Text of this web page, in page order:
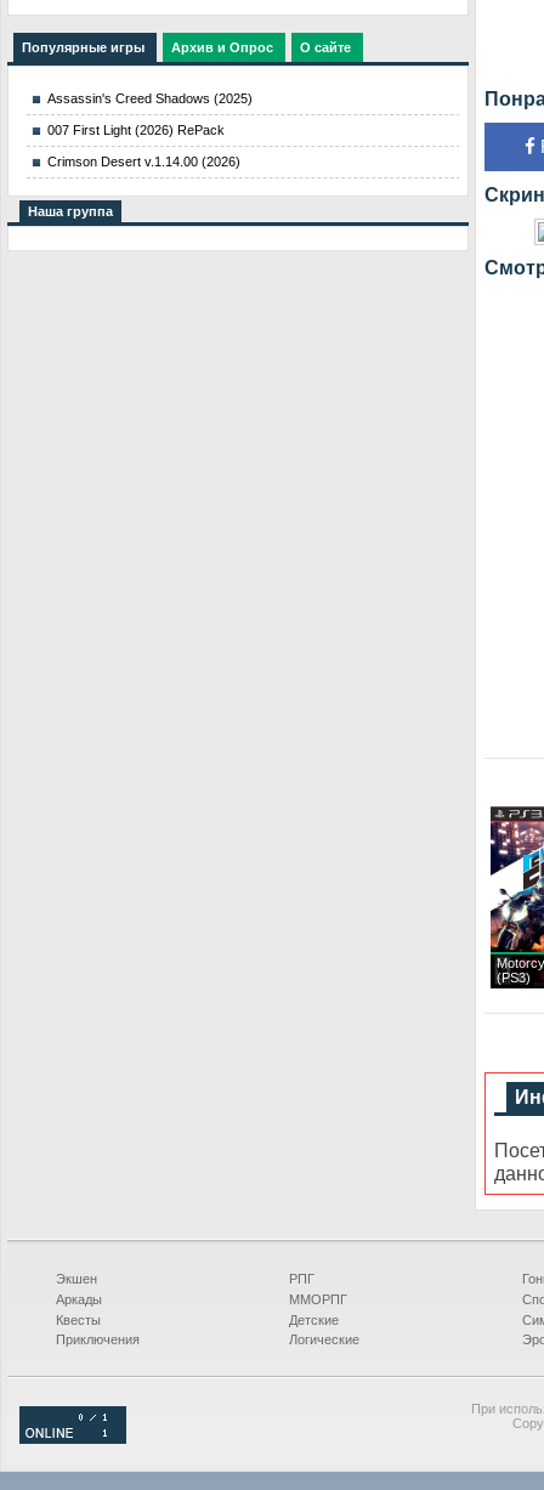
Популярные игры Архив и Опрос О сайте
Assassin's Creed Shadows (2025)
007 First Light (2026) RePack
Crimson Desert v.1.14.00 (2026)
Наша группа
(PS3)
Экшен
Аркады
Квесты
Приключения
РПГ
ММОРПГ
Детские
Логические
При